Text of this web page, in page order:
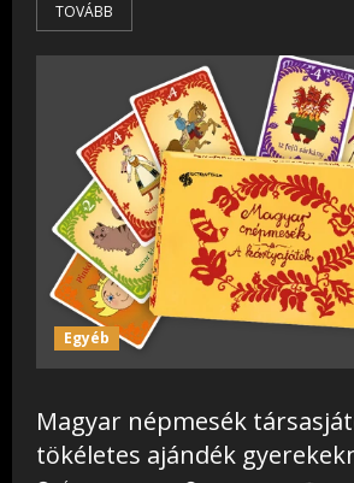
TOVÁBB
Egyéb
Magyar népmesék
tökéletes ajándék